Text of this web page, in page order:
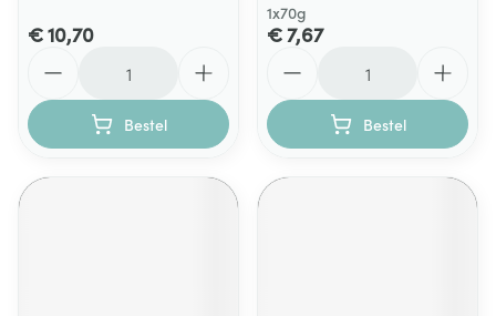
€ 10,70
Bestel
1x70g
€ 7,67
Bestel